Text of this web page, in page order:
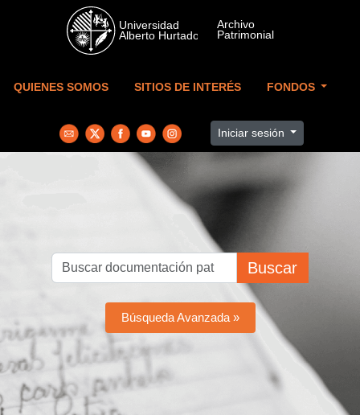
Skip to main content
QUIENES SOMOS SITIOS DE INTERÉS FONDOS
Iniciar sesión
Buscar
Búsqueda Avanzada »